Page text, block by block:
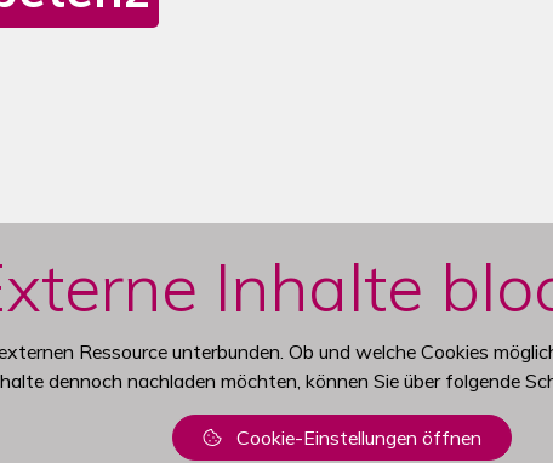
Inhalte
Ressource unterbunden. Ob und welche Cookies
dennoch nachladen möchten, können Sie über folgende
Cookie-Einstellungen öffnen